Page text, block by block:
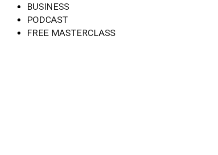
BUSINESS
PODCAST
FREE MASTERCLASS